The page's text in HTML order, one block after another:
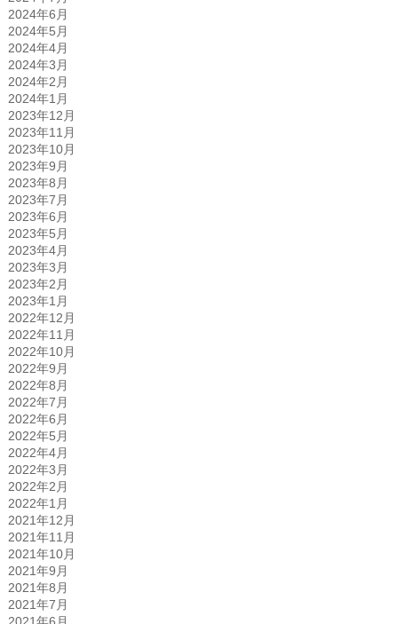
2024年6月
2024年5月
2024年4月
2024年3月
2024年2月
2024年1月
2023年12月
2023年11月
2023年10月
2023年9月
2023年8月
2023年7月
2023年6月
2023年5月
2023年4月
2023年3月
2023年2月
2023年1月
2022年12月
2022年11月
2022年10月
2022年9月
2022年8月
2022年7月
2022年6月
2022年5月
2022年4月
2022年3月
2022年2月
2022年1月
2021年12月
2021年11月
2021年10月
2021年9月
2021年8月
2021年7月
2021年6月